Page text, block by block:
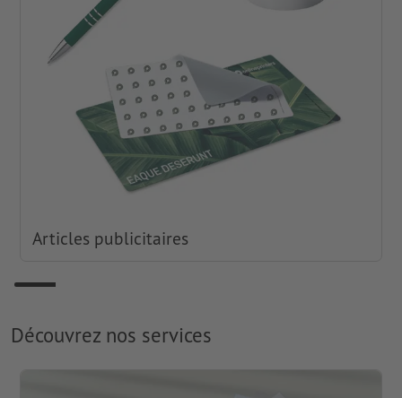
Articles publicitaires
Découvrez nos services